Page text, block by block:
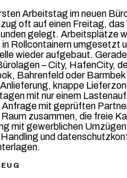
Arbeitstag im neuen
oft auf einen Freitag, das
gelegt. Arbeitsplätze
in Rollcontainern umgesetzt
wieder aufgebaut.
– City, HafenCity,
Bahrenfeld oder Barmbek
knappe
mit nur einem
Anfrage mit geprüften
zusammen, die freie
mit gewerblichen
und